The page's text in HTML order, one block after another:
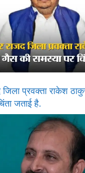
जिला प्रवक्ता राकेश
जताई है.